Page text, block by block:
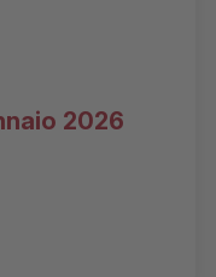
2026